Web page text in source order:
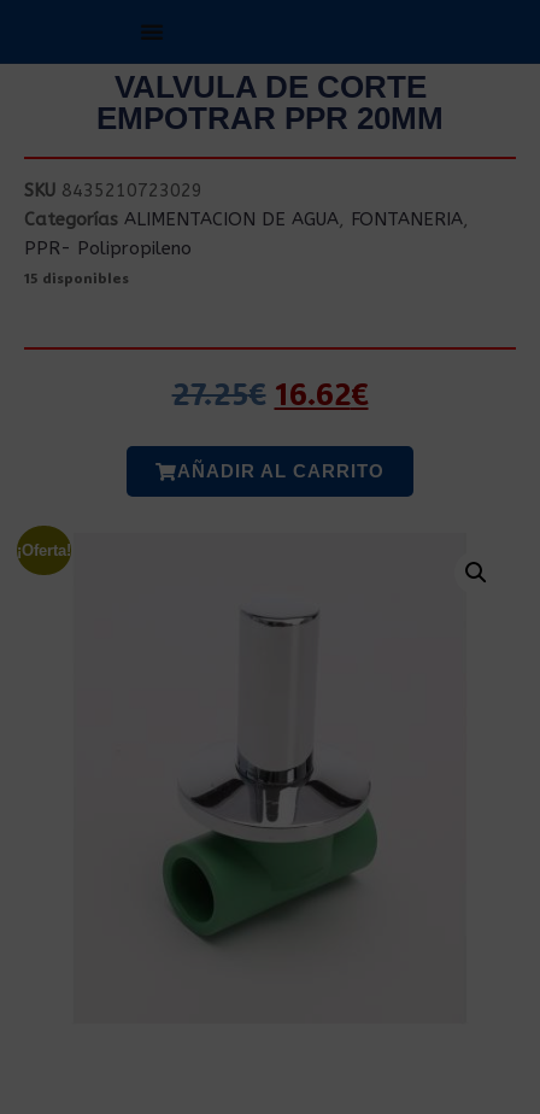
VALVULA DE CORTE
EMPOTRAR PPR 20MM
SKU 8435210723029
Categorías ALIMENTACION DE AGUA, FONTANERIA,
PPR- Polipropileno
15 disponibles
27.25€ 16.62€
AÑADIR AL CARRITO
¡Oferta!